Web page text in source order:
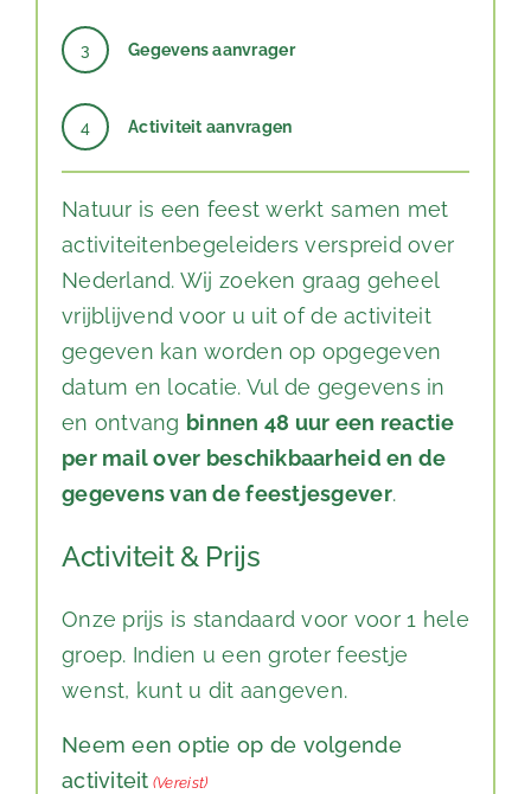
3 Gegevens aanvrager
4 Activiteit aanvragen
Natuur is een feest werkt samen met
activiteitenbegeleiders verspreid over
Nederland. Wij zoeken graag geheel
vrijblijvend voor u uit of de activiteit
gegeven kan worden op opgegeven
datum en locatie. Vul de gegevens in
en ontvang binnen 48 uur een reactie
per mail over beschikbaarheid en de
gegevens van de feestjesgever.
Activiteit & Prijs
Onze prijs is standaard voor voor 1 hele
groep. Indien u een groter feestje
wenst, kunt u dit aangeven.
Neem een optie op de volgende
activiteit (Vereist)